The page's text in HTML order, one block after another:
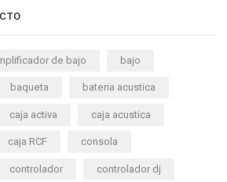
de bajo bajo
baqueta bateria acustica
caja activa caja acustica
caja RCF consola
controlador controlador dj